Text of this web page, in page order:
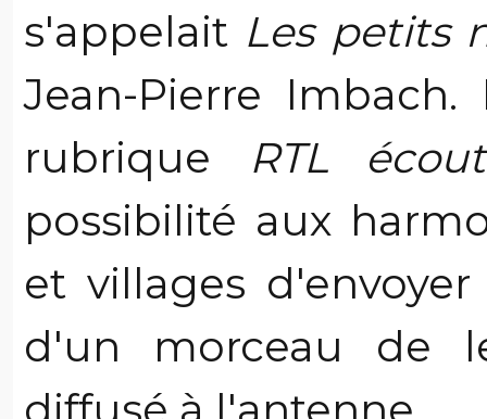
s'appelait Les petits
Jean-Pierre
rubrique RTL
possibilité aux
et villages
d'un morceau de